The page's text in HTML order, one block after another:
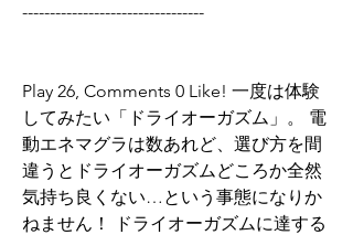
---------------------------------
Play 26, Comments 0 Like! 一度は体験
してみたい「ドライオーガズム」。 電
動エネマグラは数あれど、選び方を間
違うとドライオーガズムどころか全然
気持ち良くない…という事態になりか
ねません！ ドライオーガズムに達する